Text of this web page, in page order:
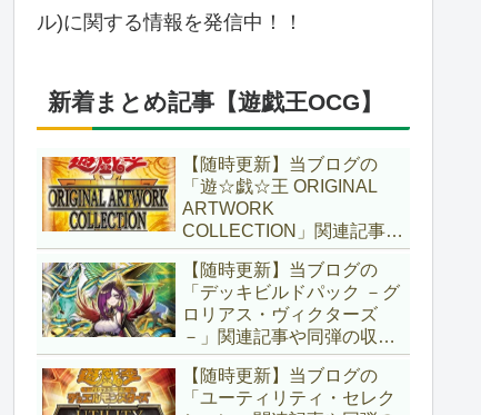
ル)に関する情報を発信中！！
新着まとめ記事【遊戯王OCG】
【随時更新】当ブログの
「遊☆戯☆王 ORIGINAL
ARTWORK
COLLECTION」関連記事や
同弾の収録リストまとめ。
マンガスタイルとオーバー
フレームに焦点を当てた新
商品！！また、原作のモン
スターもリメイクされてい
ます！！【遊戯王OCG】
【随時更新】当ブログの
「デッキビルドパック －グ
ロリアス・ヴィクターズ
－」関連記事や同弾の収録
リストまとめ。効果を持た
ない古のモンスターを使役
する儀式テーマ「セネト」
【随時更新】当ブログの
「ユーティリティ・セレク